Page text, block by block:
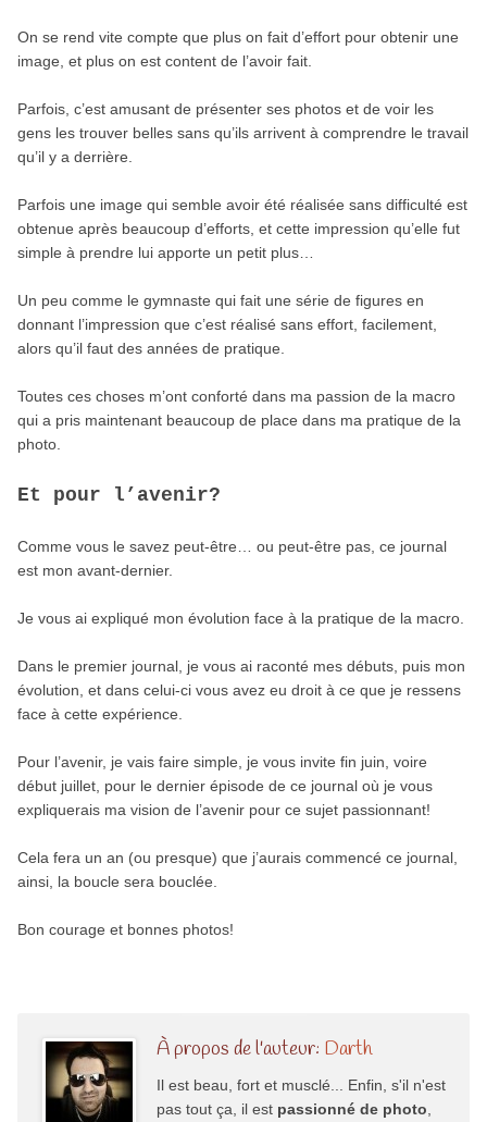
On se rend vite compte que plus on fait d’effort pour obtenir une
image, et plus on est content de l’avoir fait.
Parfois, c’est amusant de présenter ses photos et de voir les
gens les trouver belles sans qu’ils arrivent à comprendre le travail
qu’il y a derrière.
Parfois une image qui semble avoir été réalisée sans difficulté est
obtenue après beaucoup d’efforts, et cette impression qu’elle fut
simple à prendre lui apporte un petit plus…
Un peu comme le gymnaste qui fait une série de figures en
donnant l’impression que c’est réalisé sans effort, facilement,
alors qu’il faut des années de pratique.
Toutes ces choses m’ont conforté dans ma passion de la macro
qui a pris maintenant beaucoup de place dans ma pratique de la
photo.
Et pour l’avenir?
Comme vous le savez peut-être… ou peut-être pas, ce journal
est mon avant-dernier.
Je vous ai expliqué mon évolution face à la pratique de la macro.
Dans le premier journal, je vous ai raconté mes débuts, puis mon
évolution, et dans celui-ci vous avez eu droit à ce que je ressens
face à cette expérience.
Pour l’avenir, je vais faire simple, je vous invite fin juin, voire
début juillet, pour le dernier épisode de ce journal où je vous
expliquerais ma vision de l’avenir pour ce sujet passionnant!
Cela fera un an (ou presque) que j’aurais commencé ce journal,
ainsi, la boucle sera bouclée.
Bon courage et bonnes photos!
À propos de l'auteur: Darth
Il est beau, fort et musclé... Enfin, s'il n'est
pas tout ça, il est passionné de photo